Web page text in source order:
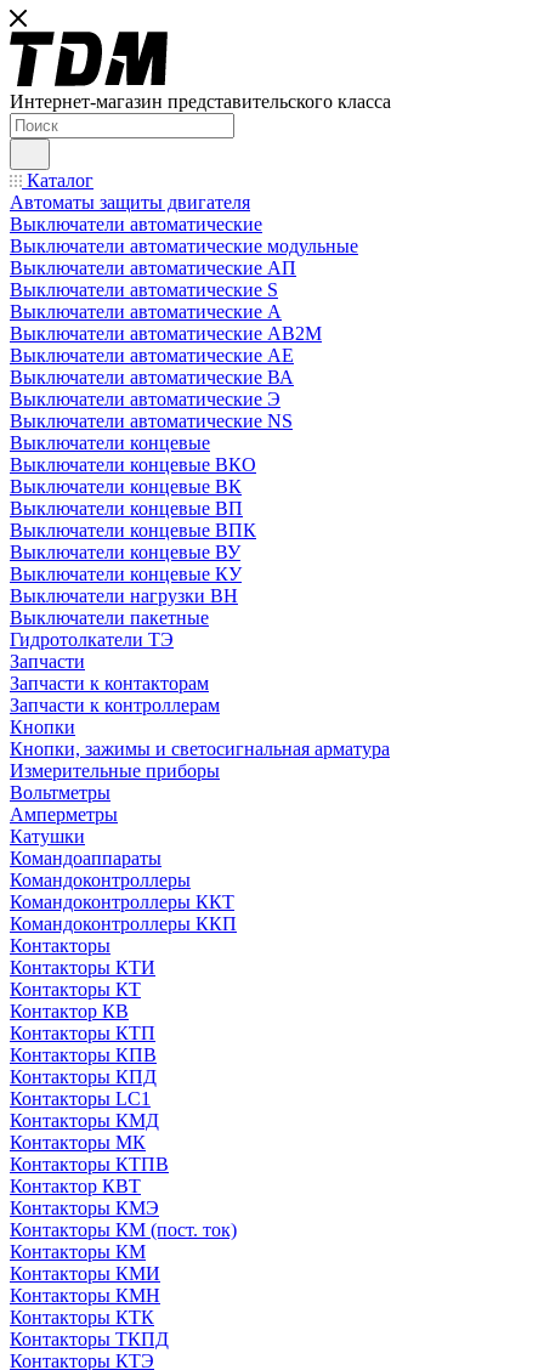
Интернет-магазин представительского класса
Каталог
Автоматы защиты двигателя
Выключатели автоматические
Выключатели автоматические модульные
Выключатели автоматические АП
Выключатели автоматические S
Выключатели автоматические А
Выключатели автоматические АВ2М
Выключатели автоматические АЕ
Выключатели автоматические ВА
Выключатели автоматические Э
Выключатели автоматические NS
Выключатели концевые
Выключатели концевые ВКО
Выключатели концевые ВК
Выключатели концевые ВП
Выключатели концевые ВПК
Выключатели концевые ВУ
Выключатели концевые КУ
Выключатели нагрузки ВН
Выключатели пакетные
Гидротолкатели ТЭ
Запчасти
Запчасти к контакторам
Запчасти к контроллерам
Кнопки
Кнопки, зажимы и светосигнальная арматура
Измерительные приборы
Вольтметры
Амперметры
Катушки
Командоаппараты
Командоконтроллеры
Командоконтроллеры ККТ
Командоконтроллеры ККП
Контакторы
Контакторы КТИ
Контакторы КТ
Контактор КВ
Контакторы КТП
Контакторы КПВ
Контакторы КПД
Контакторы LC1
Контакторы КМД
Контакторы МК
Контакторы КТПВ
Контактор КВТ
Контакторы КМЭ
Контакторы КМ (пост. ток)
Контакторы КМ
Контакторы КМИ
Контакторы КМН
Контакторы КТК
Контакторы ТКПД
Контакторы КТЭ